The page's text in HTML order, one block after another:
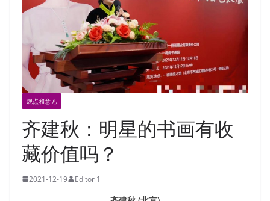
观点和意见
齐建秋：明星的书画有收
藏价值吗？
2021-12-19 Editor 1